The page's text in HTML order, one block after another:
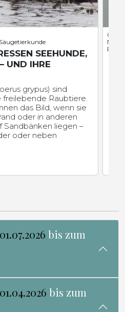
SEEHUNDE,
UND IHRE
grypus) sind
Raubtiere.
das Bild, wenn sie
oder in anderen
Sandbänken liegen –
oder neben
01.07.2026 bis zum
01.04.2026 bis zum